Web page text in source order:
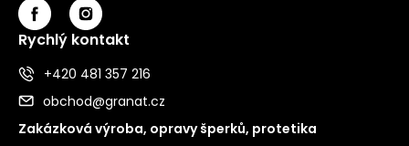
Rychlý kontakt
+420 481 357 216
obchod@granat.cz
Zakázková výroba, opravy šperků, protetika